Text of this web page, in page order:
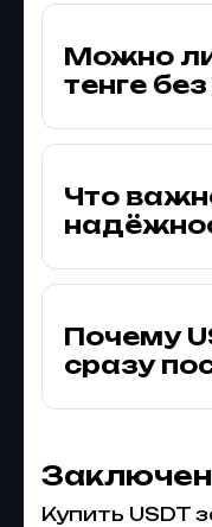
Можно ли
тенге
Что
Почему
сразу
Купить USDT